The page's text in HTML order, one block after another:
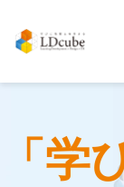
「学